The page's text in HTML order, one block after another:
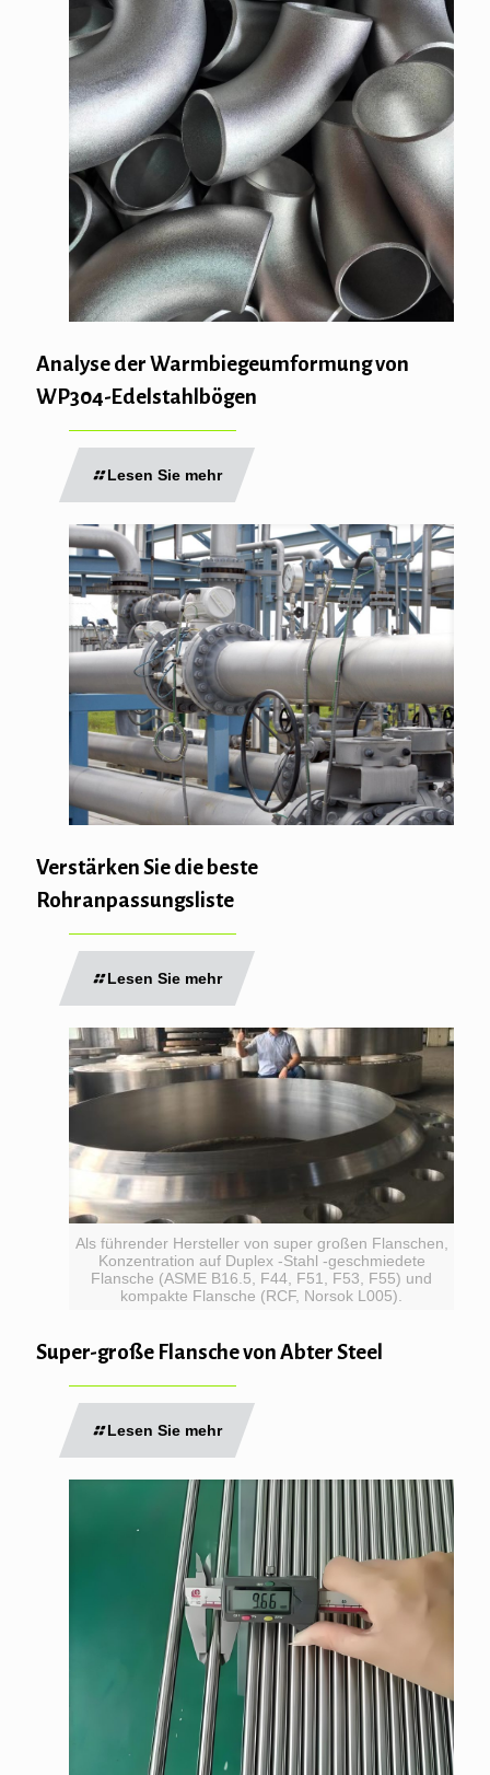
Analyse der Warmbiegeumformung von
WP304-Edelstahlbögen
Lesen Sie mehr
Verstärken Sie die beste
Rohranpassungsliste
Lesen Sie mehr
Als führender Hersteller von super großen Flanschen,
Konzentration auf Duplex -Stahl -geschmiedete
Flansche (ASME B16.5, F44, F51, F53, F55) und
kompakte Flansche (RCF, Norsok L005).
Super-große Flansche von Abter Steel
Lesen Sie mehr